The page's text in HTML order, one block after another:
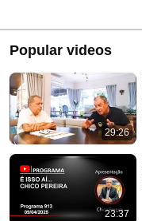
Popular videos
29:26
23:37